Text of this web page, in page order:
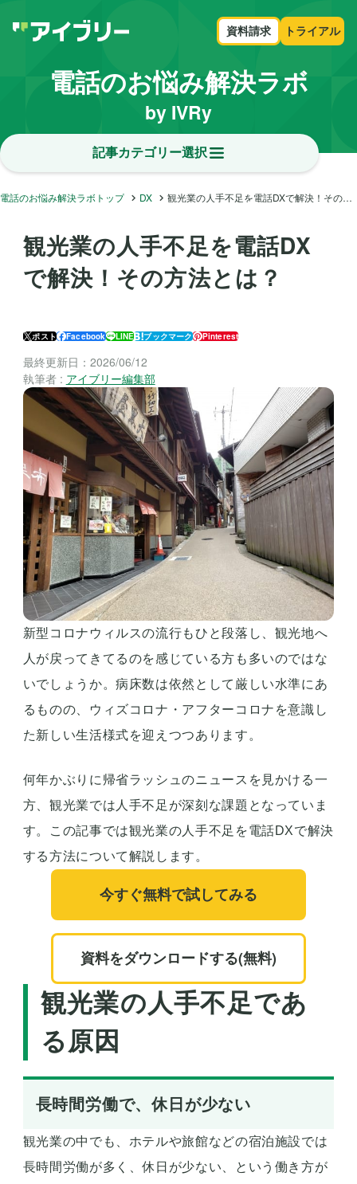
資料請求 トライアル
電話のお悩み解決ラボ
by IVRy
記事カテゴリー選択
電話のお悩み解決ラボトップ DX 観光業の人手不足を電話DXで解決！その方法とは？
観光業の人手不足を電話DX
で解決！その方法とは？
ポスト Facebook LINE ブックマーク Pinterest
最終更新日： 2026/06/12
執筆者 : アイブリー編集部
新型コロナウィルスの流行もひと段落し、観光地へ
人が戻ってきてるのを感じている方も多いのではな
いでしょうか。病床数は依然として厳しい水準にあ
るものの、ウィズコロナ・アフターコロナを意識し
た新しい生活様式を迎えつつあります。
何年かぶりに帰省ラッシュのニュースを見かける一
方、観光業では人手不足が深刻な課題となっていま
す。この記事では観光業の人手不足を電話DXで解決
する方法について解説します。
今すぐ無料で試してみる
資料をダウンロードする(無料)
観光業の人手不足であ
る原因
長時間労働で、休日が少ない
観光業の中でも、ホテルや旅館などの宿泊施設では
長時間労働が多く、休日が少ない、という働き方が